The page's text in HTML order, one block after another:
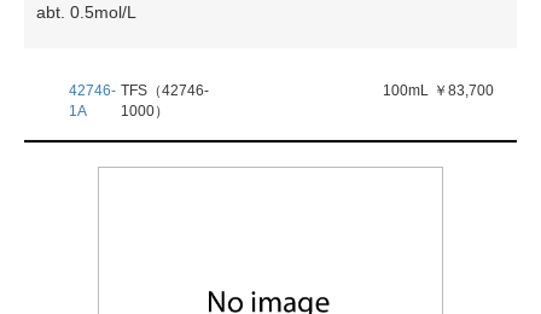
abt. 0.5mol/L
42746-
1A
TFS（42746-
1000）
100mL ￥83,700